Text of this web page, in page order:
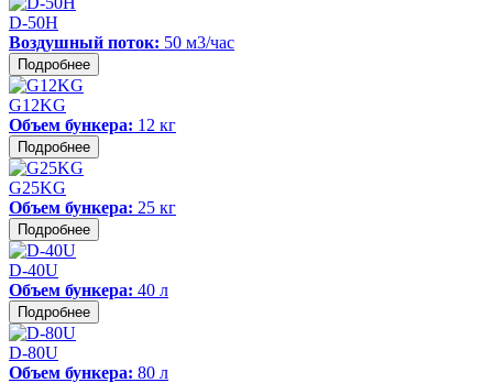
D-50H
Воздушный поток: 50 м3/час
Подробнее
G12KG
Объем бункера: 12 кг
Подробнее
G25KG
Объем бункера: 25 кг
Подробнее
D-40U
Объем бункера: 40 л
Подробнее
D-80U
Объем бункера: 80 л